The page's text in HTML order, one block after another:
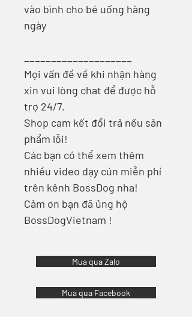
vào bình cho bé uống hàng
ngày
Mọi vấn đề về khi nhận hàng
xin vui lòng chat để được hỗ
trợ 24/7.
Shop cam kết đổi trả nếu sản
phẩm lỗi!
Các bạn có thể xem thêm
nhiều video dạy cún miễn phí
trên kênh BossDog nha!
Cảm ơn bạn đã ủng hộ
BossDogVietnam !
Mua qua Zalo
Mua qua Facebook